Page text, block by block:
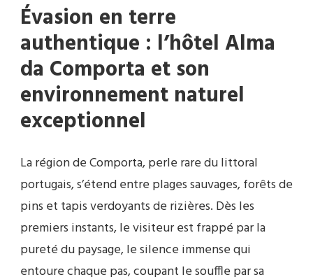
Évasion en terre
authentique : l’hôtel Alma
da Comporta et son
environnement naturel
exceptionnel
La région de Comporta, perle rare du littoral
portugais, s’étend entre plages sauvages, forêts de
pins et tapis verdoyants de rizières. Dès les
premiers instants, le visiteur est frappé par la
pureté du paysage, le silence immense qui
entoure chaque pas, coupant le souffle par sa